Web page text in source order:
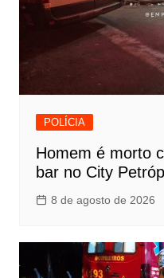
POLÍCIA
Homem é morto
bar no City
8 de agosto de 2026